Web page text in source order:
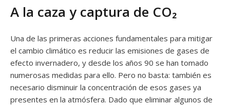
A la caza y captura de CO₂
Una de las primeras acciones fundamentales para mitigar
el cambio climático es reducir las emisiones de gases de
efecto invernadero, y desde los años 90 se han tomado
numerosas medidas para ello. Pero no basta: también es
necesario disminuir la concentración de esos gases ya
presentes en la atmósfera. Dado que eliminar algunos de